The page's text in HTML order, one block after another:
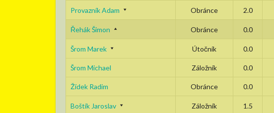
Provazník Adam Obránce 2.0
Řehák Šimon Obránce 0.0
Šrom Marek Útočník 0.0
Šrom Michael Záložník 0.0
Žídek Radim Obránce 0.0
Boštík Jaroslav Záložník 1.5